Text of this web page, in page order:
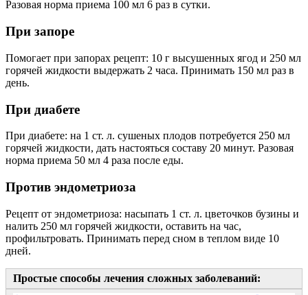
Разовая норма приема 100 мл 6 раз в сутки.
При запоре
Помогает при запорах рецепт: 10 г высушенных ягод и 250 мл
горячей жидкости выдержать 2 часа. Принимать 150 мл раз в
день.
При диабете
При диабете: на 1 ст. л. сушеных плодов потребуется 250 мл
горячей жидкости, дать настояться составу 20 минут. Разовая
норма приема 50 мл 4 раза после еды.
Против эндометриоза
Рецепт от эндометриоза: насыпать 1 ст. л. цветочков бузины и
налить 250 мл горячей жидкости, оставить на час,
профильтровать. Принимать перед сном в теплом виде 10
дней.
Простые способы лечения сложных заболеваний: